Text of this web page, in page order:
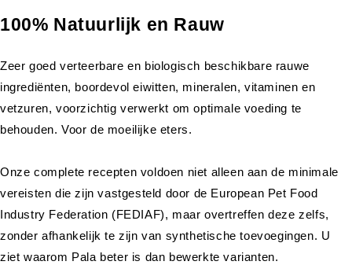
100% Natuurlijk en Rauw
Zeer goed verteerbare en biologisch beschikbare rauwe
ingrediënten, boordevol eiwitten, mineralen, vitaminen en
vetzuren, voorzichtig verwerkt om optimale voeding te
behouden. Voor de moeilijke eters.
Onze complete recepten voldoen niet alleen aan de minimale
vereisten die zijn vastgesteld door de European Pet Food
Industry Federation (FEDIAF), maar overtreffen deze zelfs,
zonder afhankelijk te zijn van synthetische toevoegingen. U
ziet waarom Pala beter is dan bewerkte varianten.